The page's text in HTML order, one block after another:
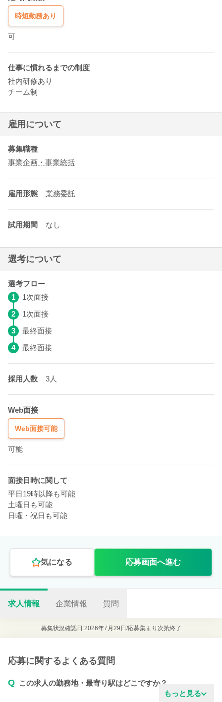
時短勤務あり
可
仕事に慣れるまでの制度
社内研修あり
チーム制
雇用について
募集職種
事業企画・事業統括
雇用形態 業務委託
試用期間 なし
選考について
選考フロー
1
1次面接
2
1次面接
3
最終面接
4
最終面接
採用人数 3人
Web面接
Web面接可能
可能
面接日時に関して
平日19時以降も可能
土曜日も可能
日曜・祝日も可能
気になる 応募画面へ進む
求人情報 企業情報 質問
募集状況確認日:2026年7月29日/応募集まり次第終了
応募に関するよくある質問
Q この求人の勤務地・最寄り駅はどこですか？
もっと見る